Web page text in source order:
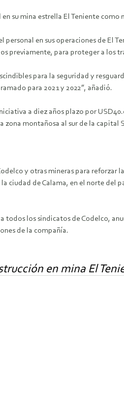
su mina estrella El Teniente como
en sus operaciones de El
previamente, para proteger a los
para la seguridad y
para 2021 y 2022”, añadió.
a diez años plazo por
montañosa al sur de la capital
y otras mineras para
ciudad de Calama, en el norte del
todos los sindicatos de Codelco,
de la compañía.
en mina El